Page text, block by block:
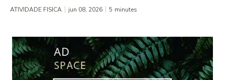
ATIVIDADE FISICA jun 08, 2026 5 minutes